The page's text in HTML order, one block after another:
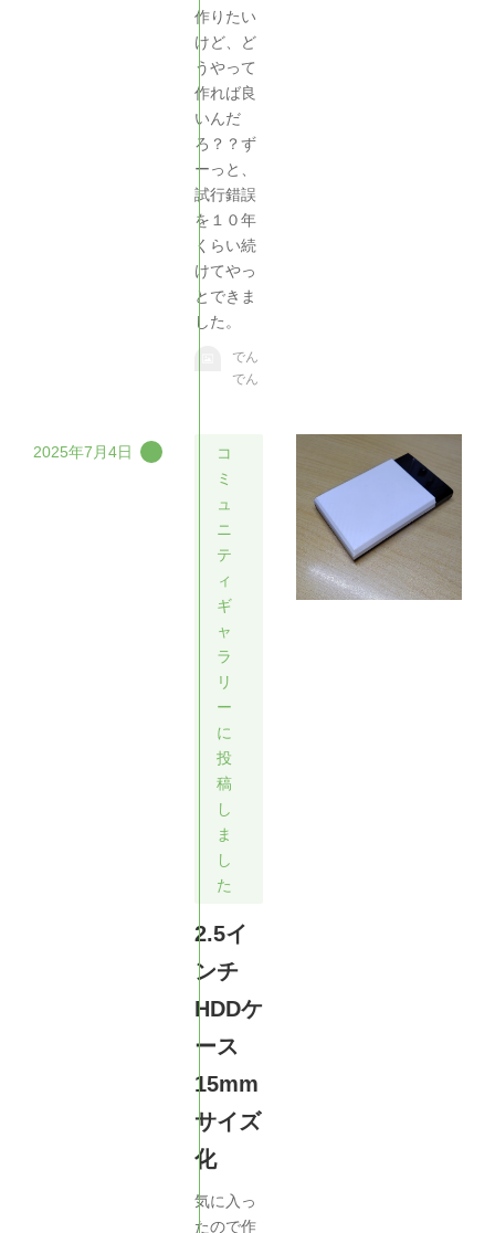
作りたい
けど、ど
うやって
作れば良
いんだ
ろ？？ず
ーっと、
試行錯誤
を１０年
くらい続
けてやっ
とできま
した。
でん
でん
2025年7月4日
コ
ミ
ュ
ニ
テ
ィ
ギ
ャ
ラ
リ
ー
に
投
稿
し
ま
し
た
2.5イ
ンチ
HDDケ
ース
15mm
サイズ
化
気に入っ
たので作